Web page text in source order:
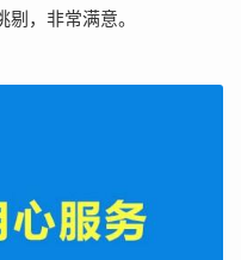
，非常满意。